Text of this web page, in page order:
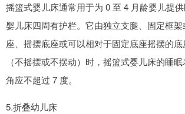
摇篮式婴儿床通常用于为 0 至 4 月龄婴儿提
婴儿床四周有护栏。它由独立支腿、固定框
座、摇摆底座或可以相对于固定底座摇摆的
（不摇摆或不摆动）时，摇篮式婴儿床的睡
角应不超过 7 度。
5.折叠幼儿床